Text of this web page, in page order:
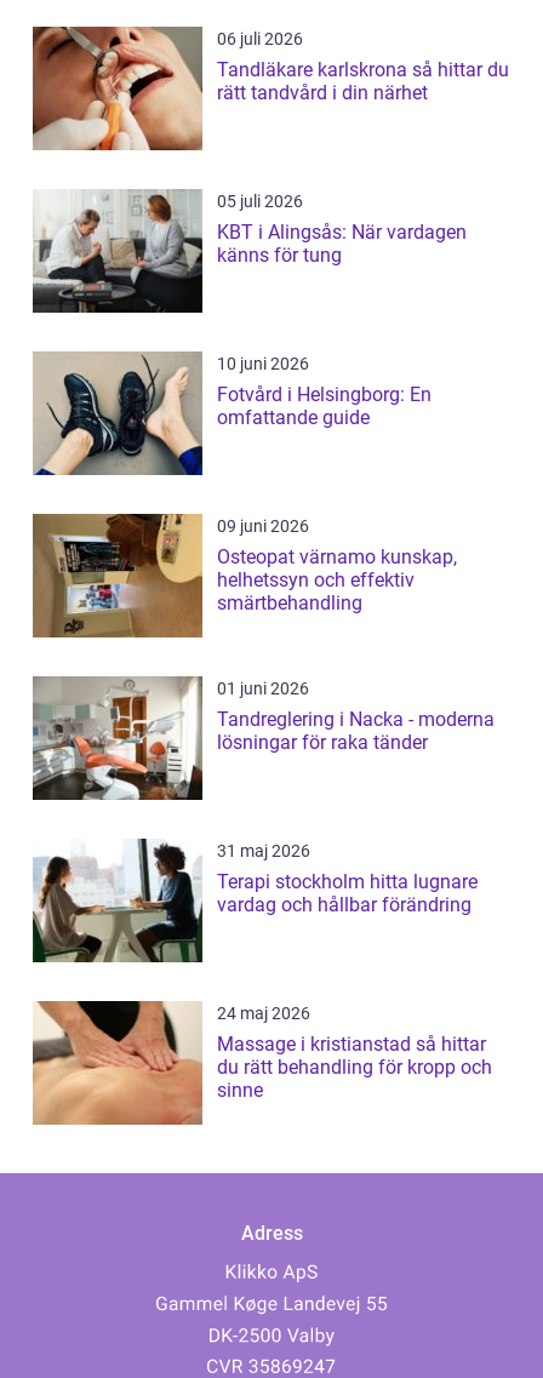
06 juli 2026
Tandläkare karlskrona så hittar du
rätt tandvård i din närhet
05 juli 2026
KBT i Alingsås: När vardagen
känns för tung
10 juni 2026
Fotvård i Helsingborg: En
omfattande guide
09 juni 2026
Osteopat värnamo kunskap,
helhetssyn och effektiv
smärtbehandling
01 juni 2026
Tandreglering i Nacka - moderna
lösningar för raka tänder
31 maj 2026
Terapi stockholm hitta lugnare
vardag och hållbar förändring
24 maj 2026
Massage i kristianstad så hittar
du rätt behandling för kropp och
sinne
Adress